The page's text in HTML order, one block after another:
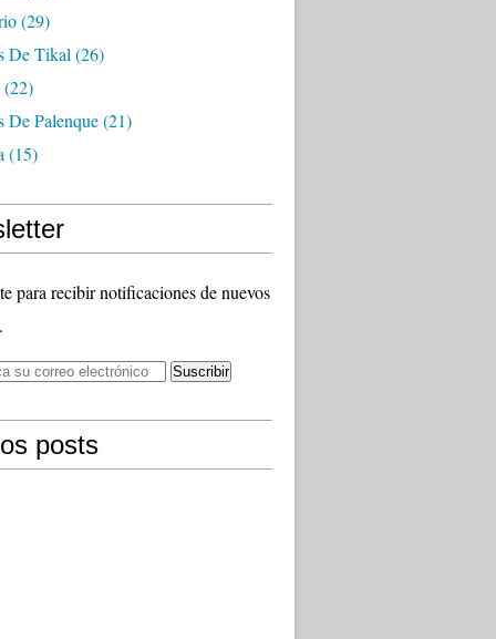
(29)
De Tikal (26)
(22)
De Palenque(21)
(15)
para recibir notificaciones de nuevos
posts